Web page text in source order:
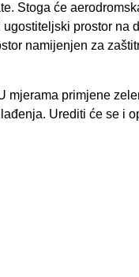
Stoga će
prostor na
namijenjen za
mjerama primjene
Urediti će se i